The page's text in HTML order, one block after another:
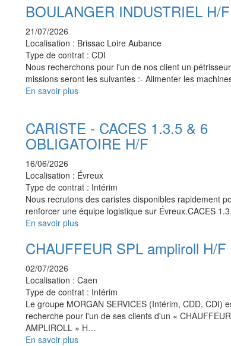
BOULANGER INDUSTRIEL H/F
21/07/2026
Localisation : Brissac Loire Aubance
Type de contrat : CDI
Nous recherchons pour l'un de nos client un
missions seront les suivantes :- Alimenter les
En savoir plus
CARISTE - CACES 1.3.5 & 6
OBLIGATOIRE H/F
16/06/2026
Localisation : Évreux
Type de contrat : Intérim
Nous recrutons des caristes disponibles rapidement
renforcer une équipe logistique sur Évreux.CACES
En savoir plus
CHAUFFEUR SPL ampliroll H/F
02/07/2026
Localisation : Caen
Type de contrat : Intérim
Le groupe MORGAN SERVICES (Intérim, CDD, CDI)
recherche pour l'un de ses clients d'un «
AMPLIROLL » H…
En savoir plus